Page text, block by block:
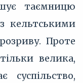
таємницю
кельтськими
Проте
велика,